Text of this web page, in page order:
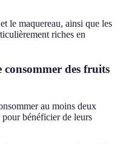
le maquereau, ainsi que les
riches en
consommer des fruits
au moins deux
bénéficier de leurs